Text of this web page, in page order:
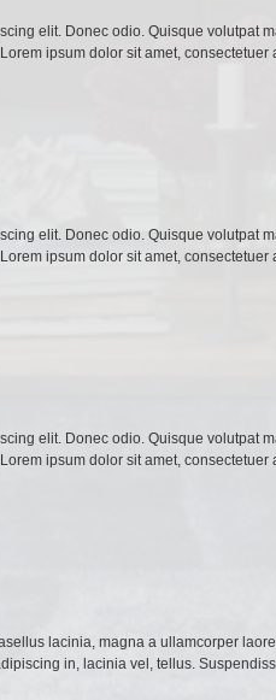
elit. Donec odio. Quisque volutpat
ipsum dolor sit amet,
elit. Donec odio. Quisque volutpat
ipsum dolor sit amet,
elit. Donec odio. Quisque volutpat
ipsum dolor sit amet,
lacinia, magna a ullamcorper
in, lacinia vel, tellus.